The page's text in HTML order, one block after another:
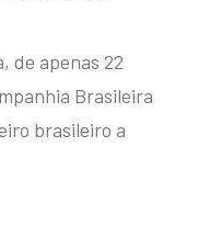
de apenas 22
Brasileira
brasileiro a